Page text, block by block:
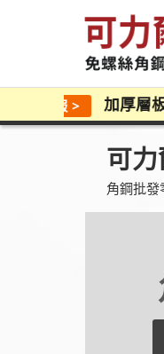
加厚層板角鋼
可
角鋼批